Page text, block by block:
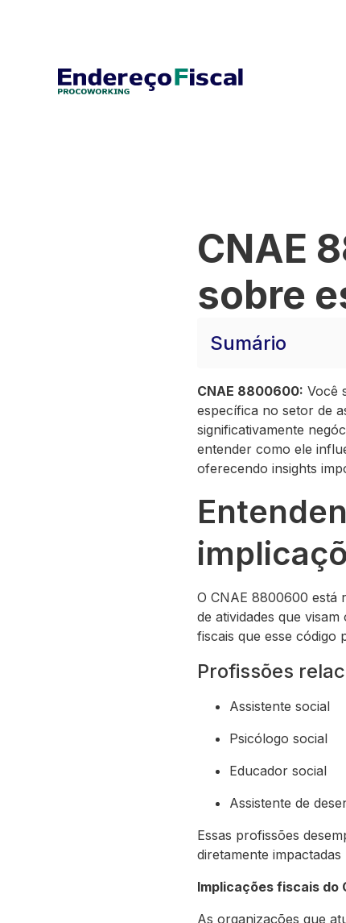
CNAE
sobre
Sumário
CNAE 8800600: Você
específica no setor de
significativamente
entender como ele
oferecendo insights
O CNAE 8800600 está
de atividades que
fiscais que esse código
Profissões
Assistente social
Psicólogo social
Educador social
Assistente de
Essas profissões
diretamente
Implicações fiscais do
As organizações que